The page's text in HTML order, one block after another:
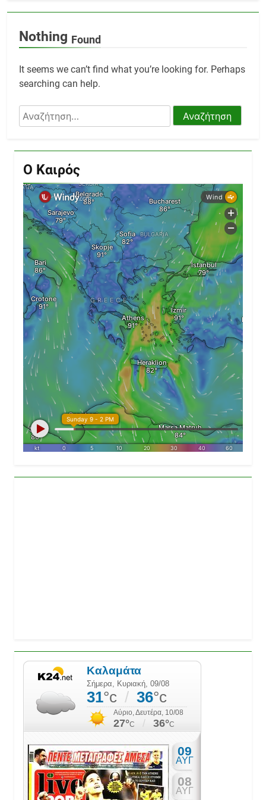
Nothing Found
It seems we can’t find what you’re looking for. Perhaps
searching can help.
Αναζήτηση
για:
Ο Καιρός